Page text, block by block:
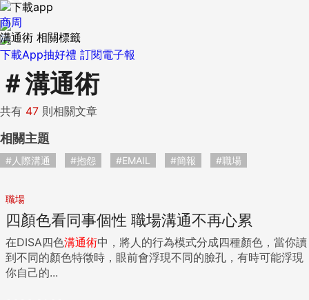
下載App抽好禮 訂閱電子報
商周
溝通術 相關標籤
＃溝通術
共有 47 則相關文章
相關主題
#人際溝通 #抱怨 #EMAIL #簡報 #職場
職場
四顏色看同事個性 職場溝通不再心累
在DISA四色溝通術中，將人的行為模式分成四種顏色，當你讀
到不同的顏色特徵時，眼前會浮現不同的臉孔，有時可能浮現
你自己的...